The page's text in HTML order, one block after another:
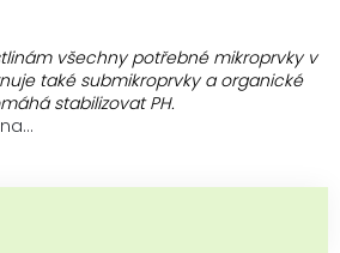
všechny potřebné mikroprvky v
také submikroprvky a organické
stabilizovat PH.